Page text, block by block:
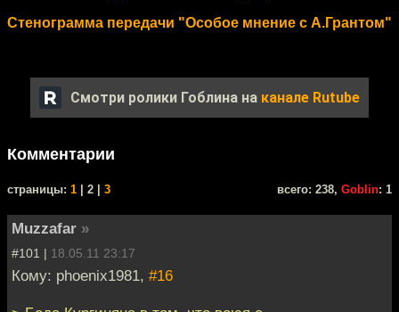
Стенограмма передачи "Особое мнение с А.Грантом"
Смотри ролики Гоблина на канале Rutube
Комментарии
cтраницы: 1 | 2 | 3 всего: 238, Goblin: 1
Muzzafar »
#101 | 18.05.11 23:17
Кому: phoenix1981, #16